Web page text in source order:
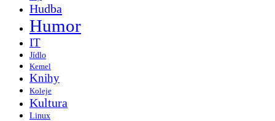
Hudba
Humor
IT
Jídlo
Kemel
Knihy
Koleje
Kultura
Linux